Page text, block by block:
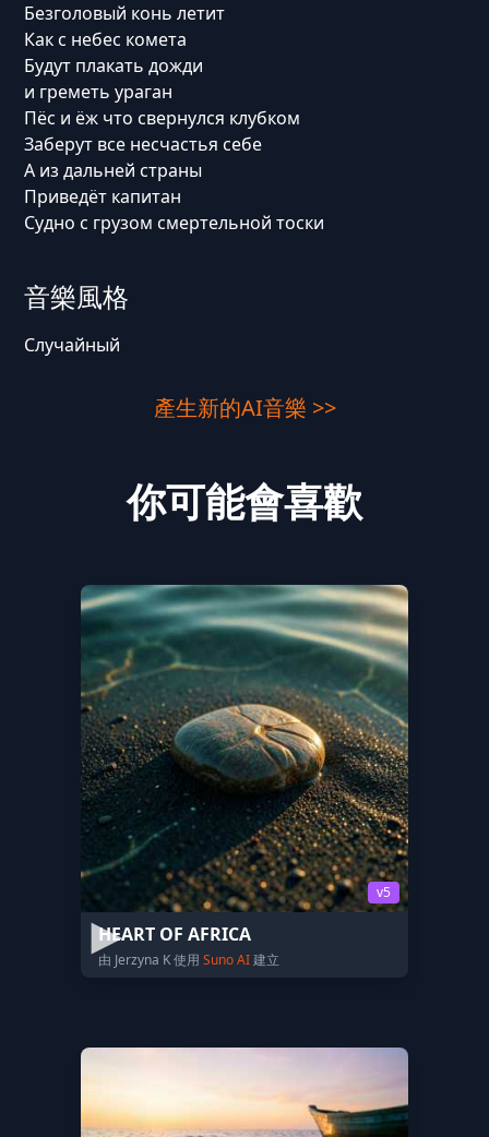
Безголовый конь летит
Как с небес комета
Будут плакать дожди
и греметь ураган
Пёс и ёж что свернулся клубком
Заберут все несчастья себе
А из дальней страны
Приведёт капитан
Судно с грузом смертельной тоски
音樂風格
Случайный
產生新的AI音樂 >>
你可能會喜歡
v5
HEART OF AFRICA
由 Jerzyna K 使用 Suno AI建立